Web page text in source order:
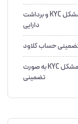
رفع مسدودی صرافی کوینکس CoinEX :حل مشکل KYC و برداشت
دارایی
احراز هویت و وریفای CoinEx کوینکس :حل مشکل KYC به صورت
تضمینی